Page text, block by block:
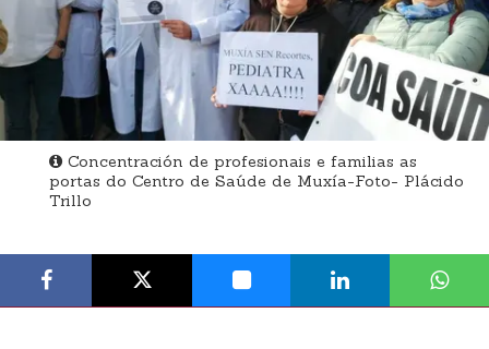
Concentración de profesionais e familias as
portas do Centro de Saúde de Muxía-Foto- Plácido
Trillo